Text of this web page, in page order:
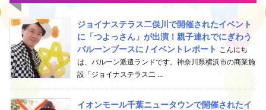
ジョイナステラス二俣川で開催されたイベント
に「つよっさん」が出演！親子連れでにぎわう
バルーンブースに / イベントレポート こんにち
は、バルーン派遣ランドです。神奈川県横浜市の商業施
設「ジョイナステラス二 ...
イオンモール千葉ニュータウンで開催されたイ